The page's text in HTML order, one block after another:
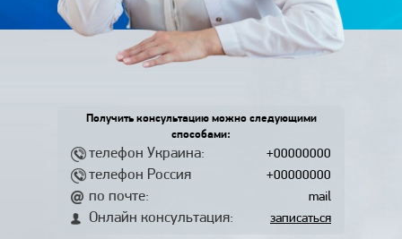
Получить консультацию можно следующими
способами:
телефон Украина: +00000000
телефон Россия +00000000
по почте: mail
Онлайн консультация: записаться